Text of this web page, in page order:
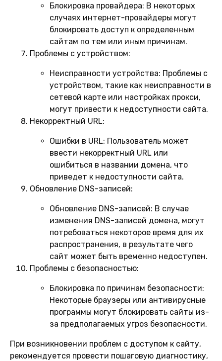
Блокировка провайдера: В некоторых
случаях интернет-провайдеры могут
блокировать доступ к определенным
сайтам по тем или иным причинам.
Проблемы с устройством:
Неисправности устройства: Проблемы с
устройством, такие как неисправности в
сетевой карте или настройках прокси,
могут привести к недоступности сайта.
Некорректный URL:
Ошибки в URL: Пользователь может
ввести некорректный URL или
ошибиться в названии домена, что
приведет к недоступности сайта.
Обновление DNS-записей:
Обновление DNS-записей: В случае
изменения DNS-записей домена, могут
потребоваться некоторое время для их
распространения, в результате чего
сайт может быть временно недоступен.
Проблемы с безопасностью:
Блокировка по причинам безопасности:
Некоторые браузеры или антивирусные
программы могут блокировать сайты из-
за предполагаемых угроз безопасности.
При возникновении проблем с доступом к сайту,
рекомендуется провести пошаговую диагностику,